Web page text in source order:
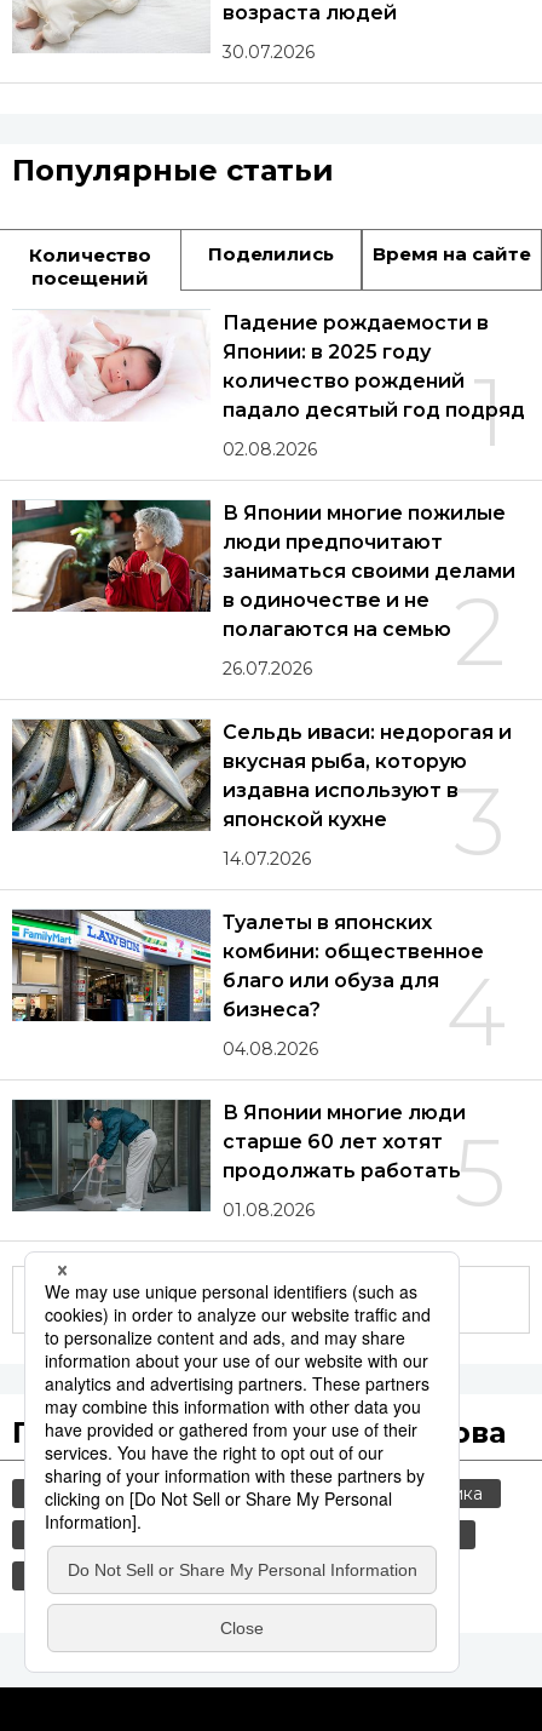
возраста людей
30.07.2026
Популярные статьи
Количество
посещений
Поделились Время на сайте
1
Падение рождаемости в
Японии: в 2025 году
количество рождений
падало десятый год подряд
02.08.2026
2
В Японии многие пожилые
люди предпочитают
заниматься своими делами
в одиночестве и не
полагаются на семью
26.07.2026
3
Сельдь иваси: недорогая и
вкусная рыба, которую
издавна используют в
японской кухне
14.07.2026
4
Туалеты в японских
комбини: общественное
благо или обуза для
бизнеса?
04.08.2026
5
В Японии многие люди
старше 60 лет хотят
продолжать работать
01.08.2026
Другие статьи по теме
Популярные поисковые слова
общество культура jiji press
политика
еда и напитки
туризм
россия технологии